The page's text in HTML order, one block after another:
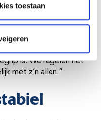
toestaan
van de
eventueel nog
moest er een
waar de
mooie van dit werk
is. We regelen het
met z’n allen.”